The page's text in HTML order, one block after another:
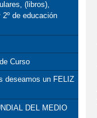
(libros),
de educación
Curso
deseamos un FELIZ
DEL MEDIO